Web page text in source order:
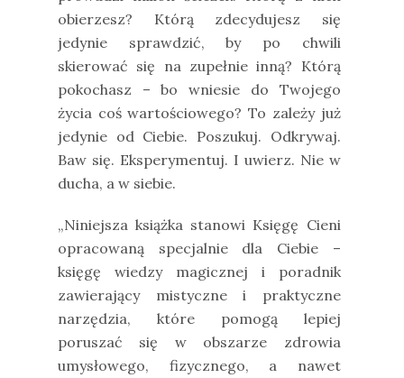
obierzesz? Którą zdecydujesz się
jedynie sprawdzić, by po chwili
skierować się na zupełnie inną? Którą
pokochasz – bo wniesie do Twojego
życia coś wartościowego? To zależy już
jedynie od Ciebie. Poszukuj. Odkrywaj.
Baw się. Eksperymentuj. I uwierz. Nie w
ducha, a w siebie.
„Niniejsza książka stanowi Księgę Cieni
opracowaną specjalnie dla Ciebie –
księgę wiedzy magicznej i poradnik
zawierający mistyczne i praktyczne
narzędzia, które pomogą lepiej
poruszać się w obszarze zdrowia
umysłowego, fizycznego, a nawet